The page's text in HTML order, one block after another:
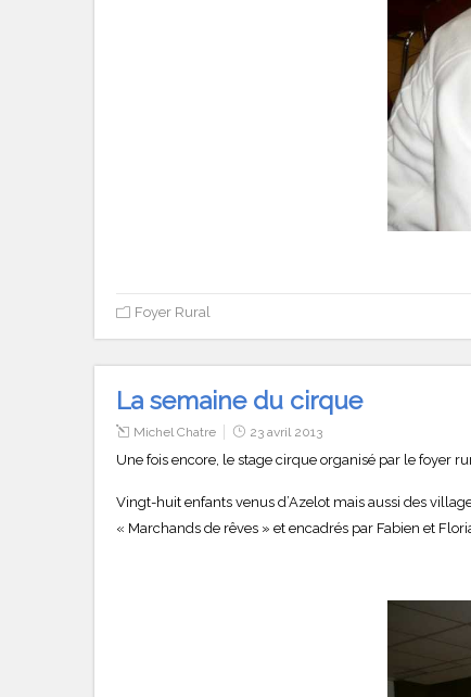
Foyer Rural
La semaine du cirque
Michel Chatre 23 avril 2013
Une fois encore, le stage cirque organisé par le foyer
Vingt-huit enfants venus d’Azelot mais aussi des
« Marchands de rêves » et encadrés par Fabien et